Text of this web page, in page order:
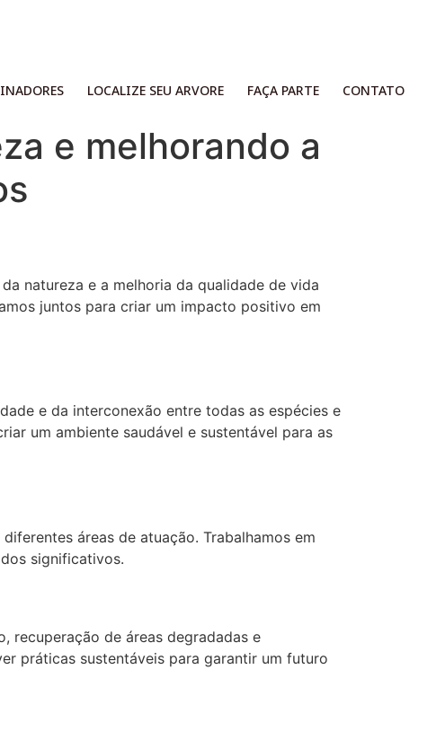
LOCALIZE SEU ARVORE FAÇA PARTE CONTATO
e melhorando a
natureza e a melhoria da qualidade de vida
juntos para criar um impacto positivo em
e da interconexão entre todas as espécies e
um ambiente saudável e sustentável para as
áreas de atuação. Trabalhamos em
significativos.
recuperação de áreas degradadas e
práticas sustentáveis para garantir um futuro